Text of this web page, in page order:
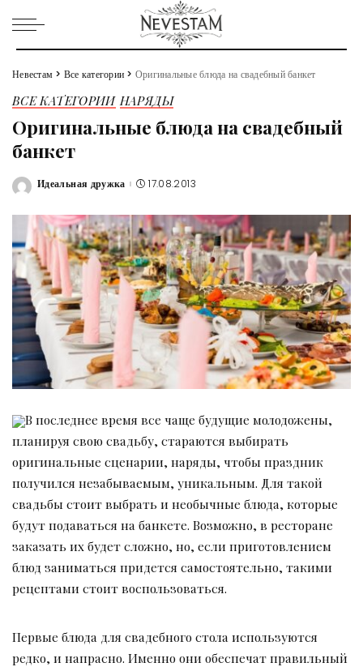
Невестам > Все категории > Оригинальные блюда на свадебный банкет
ВСЕ КАТЕГОРИИ НАРЯДЫ
Оригинальные блюда на свадебный
банкет
Posted
Идеальная дружка 17.08.2013
В последнее время все чаще будущие молодожены,
планируя свою свадьбу, стараются выбирать
оригинальные сценарии, наряды, чтобы праздник
получился незабываемым, уникальным. Для такой
свадьбы стоит выбрать и необычные блюда, которые
будут подаваться на банкете. Возможно, в ресторане
заказать их будет сложно, но, если приготовлением
блюд заниматься придется самостоятельно, такими
рецептами стоит воспользоваться.
Первые блюда для свадебного стола используются
редко, и напрасно. Именно они обеспечат правильный